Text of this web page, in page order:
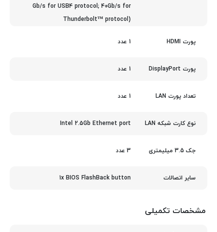
Gb/s for USB4 protocol; 40Gb/s for
Thunderbolt™ protocol)
پورت HDMI 1 عدد
پورت DisplayPort 1 عدد
تعداد پورت LAN 1 عدد
نوع کارت شبکه LAN Intel 2.5Gb Ethernet port
جک 3.5 میلیمتری 3 عدد
سایر اتصالات 1x BIOS FlashBack button
مشخصات تکمیلی